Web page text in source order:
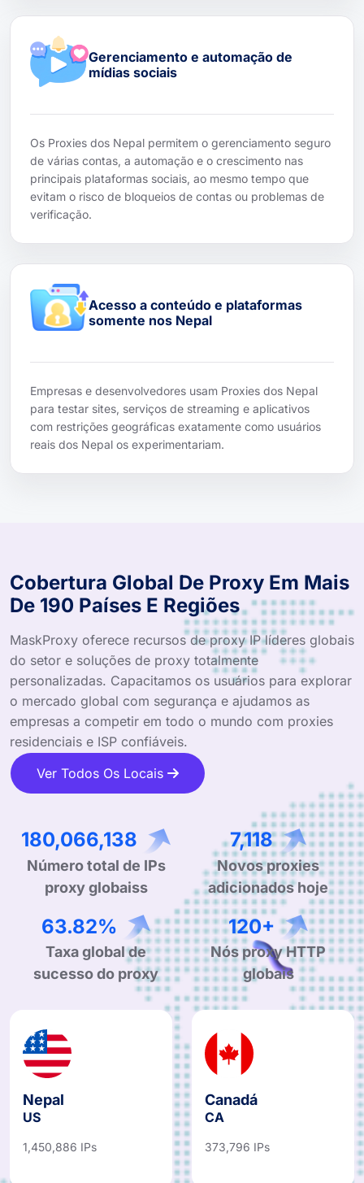
Gerenciamento e automação de
mídias sociais
Os Proxies dos Nepal permitem o gerenciamento seguro
de várias contas, a automação e o crescimento nas
principais plataformas sociais, ao mesmo tempo que
evitam o risco de bloqueios de contas ou problemas de
verificação.
Acesso a conteúdo e plataformas
somente nos Nepal
Empresas e desenvolvedores usam Proxies dos Nepal
para testar sites, serviços de streaming e aplicativos
com restrições geográficas exatamente como usuários
reais dos Nepal os experimentariam.
Cobertura Global De Proxy Em Mais
De 190 Países E Regiões
MaskProxy oferece recursos de proxy IP líderes globais
do setor e soluções de proxy totalmente
personalizadas. Capacitamos os usuários para explorar
o mercado global com segurança e ajudamos as
empresas a competir em todo o mundo com proxies
residenciais e ISP confiáveis.
Ver Todos Os Locais
277,879,844
Número total de IPs
proxy globaiss
10,985
Novos proxies
adicionados hoje
99.90%
Taxa global de
sucesso do proxy
190+
Nós proxy HTTP
globais
Nepal
US
1,450,886 IPs
Canadá
CA
373,796 IPs